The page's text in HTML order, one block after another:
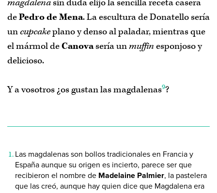
magdalena sin duda elijo la sencilla receta casera
dePedro de Mena. La escultura de Donatello sería
uncupcakeplano y denso al paladar, mientras que
el mármol deCanovasería unmuffinesponjoso y
delicioso.
Y a vosotros ¿os gustan las magdalenas9?
Las magdalenas son bollos tradicionales en Francia y
España aunque su origen es incierto, parece ser que
recibieron el nombre de Madelaine Palmier, la pastelera
que las creó, aunque hay quien dice que Magdalena era